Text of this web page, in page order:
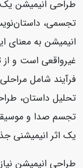
طراحی انیمیشن یک
تجسمی،
انیمیشن به معنای
غیرواقعی است و از
فرآیند شامل
تحلیل داستان،
تجسم صدا و
یک اثر انیمیشنی
طراحی انیمیشن